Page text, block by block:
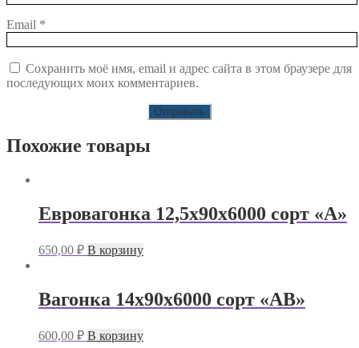
Email *
Сохранить моё имя, email и адрес сайта в этом браузере для
последующих моих комментариев.
Похожие товары
Евровагонка 12,5х90х6000 сорт «А»
650,00 ₽ В корзину
Вагонка 14х90х6000 сорт «АВ»
600,00 ₽ В корзину